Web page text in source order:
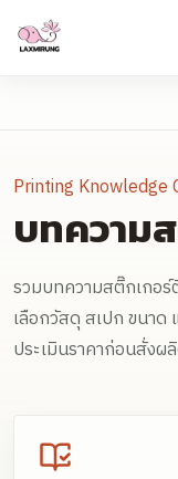
Printing Knowledge
บทความ
รวมบทความสติ๊กเกอ
เลือกวัสดุ สเปก ขนาด
ประเมินราคาก่อนสั่งผ